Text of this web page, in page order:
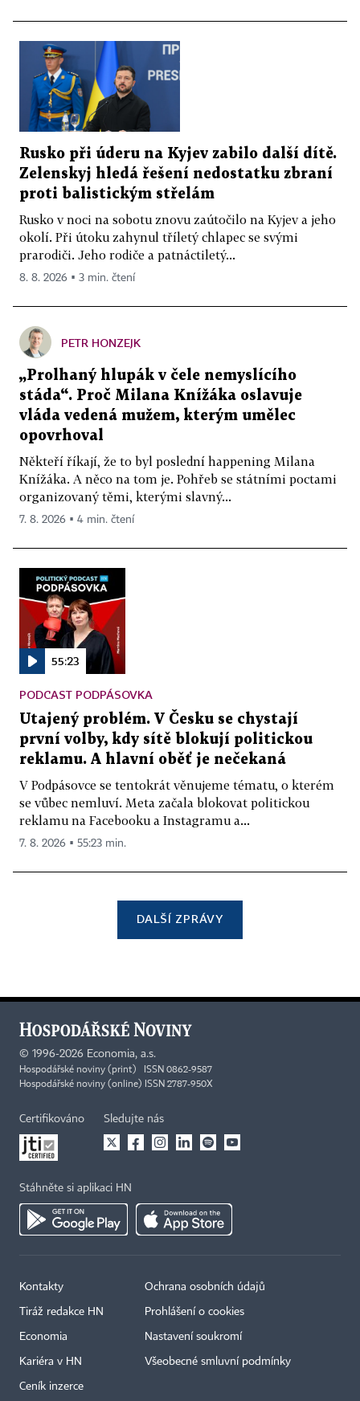
Rusko při úderu na Kyjev zabilo další dítě.
Zelenskyj hledá řešení nedostatku zbraní
proti balistickým střelám
Rusko v noci na sobotu znovu zaútočilo na Kyjev a jeho
okolí. Při útoku zahynul tříletý chlapec se svými
prarodiči. Jeho rodiče a patnáctiletý...
8. 8. 2026 ▪ 3 min. čtení
PETR HONZEJK
„Prolhaný hlupák v čele nemyslícího
stáda“. Proč Milana Knížáka oslavuje
vláda vedená mužem, kterým umělec
opovrhoval
Někteří říkají, že to byl poslední happening Milana
Knížáka. A něco na tom je. Pohřeb se státními poctami
organizovaný těmi, kterými slavný...
7. 8. 2026 ▪ 4 min. čtení
55:23
PODCAST PODPÁSOVKA
Utajený problém. V Česku se chystají
první volby, kdy sítě blokují politickou
reklamu. A hlavní oběť je nečekaná
V Podpásovce se tentokrát věnujeme tématu, o kterém
se vůbec nemluví. Meta začala blokovat politickou
reklamu na Facebooku a Instagramu a...
7. 8. 2026 ▪ 55:23 min.
DALŠÍ ZPRÁVY
© 1996-2026 Economia, a.s.
Hospodářské noviny (print) ISSN 0862-9587
Hospodářské noviny (online) ISSN 2787-950X
Certifikováno Sledujte nás
Stáhněte si aplikaci HN
Kontakty
Tiráž redakce HN
Economia
Kariéra v HN
Ceník inzerce
Ochrana osobních údajů
Prohlášení o cookies
Nastavení soukromí
Všeobecné smluvní podmínky